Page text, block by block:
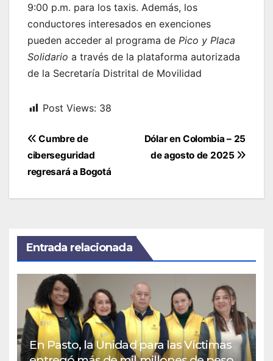
9:00 p.m. para los taxis. Además, los
conductores interesados en exenciones
pueden acceder al programa de Pico y Placa
Solidario a través de la plataforma autorizada
de la Secretaría Distrital de Movilidad
Post Views: 38
Navegación
de
entradas
Dólar en Colombia – 25
de agosto de 2025
Cumbre de
ciberseguridad
regresará a Bogotá
Entrada relacionada
En Pasto, la Unidad para las Víctimas